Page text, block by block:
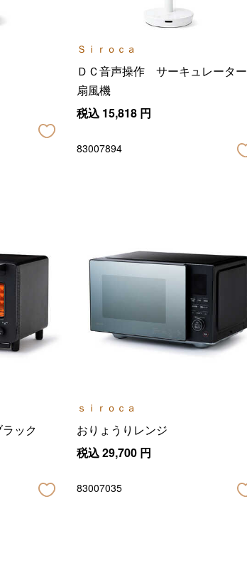
Ｓｉｒｏｃａ
ＤＣ音声操作 サーキュレーター
扇風機
税込 15,818 円
83007894
ック
ｓｉｒｏｃａ
おりょうりレンジ
税込29,700 円
83007035